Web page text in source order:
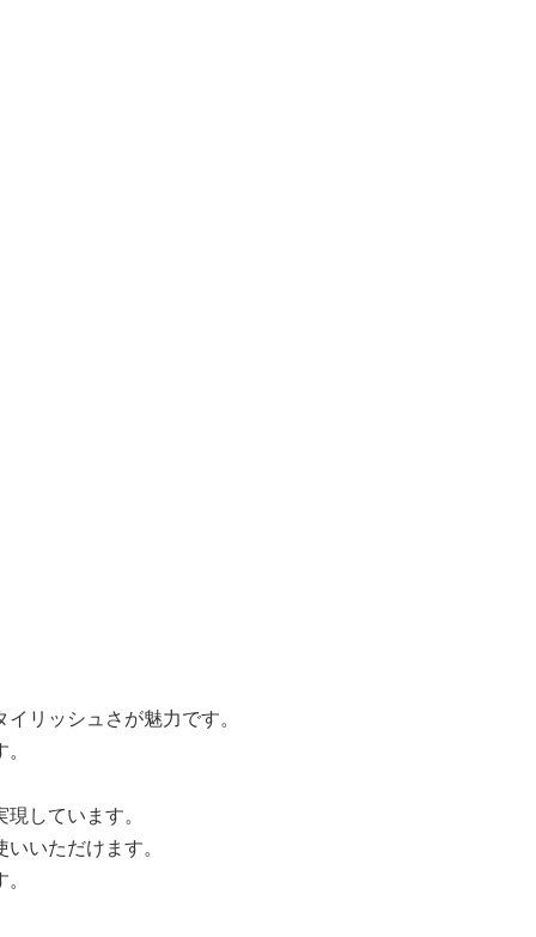
リッシュさが魅力です。
しています。
いただけます。